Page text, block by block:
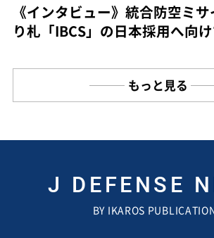
《インタビュー》統合防空ミ
り札「IBCS」の日本採用へ向
もっと見る
J DEFENSE
BY IKAROS